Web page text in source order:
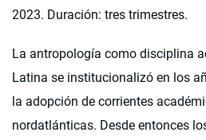
2023. Duración: tres trimestres.
La antropología como disciplina
Latina se institucionalizó en los
la adopción de corrientes
nordatlánticas. Desde entonces